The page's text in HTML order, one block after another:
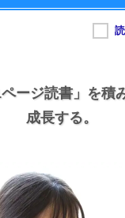
ージ読書」を積
成長する。